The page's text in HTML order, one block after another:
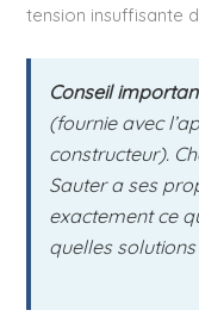
tension insuffisante
Conseil
(fournie avec
constructeur).
Sauter a ses
exactement ce
quelles